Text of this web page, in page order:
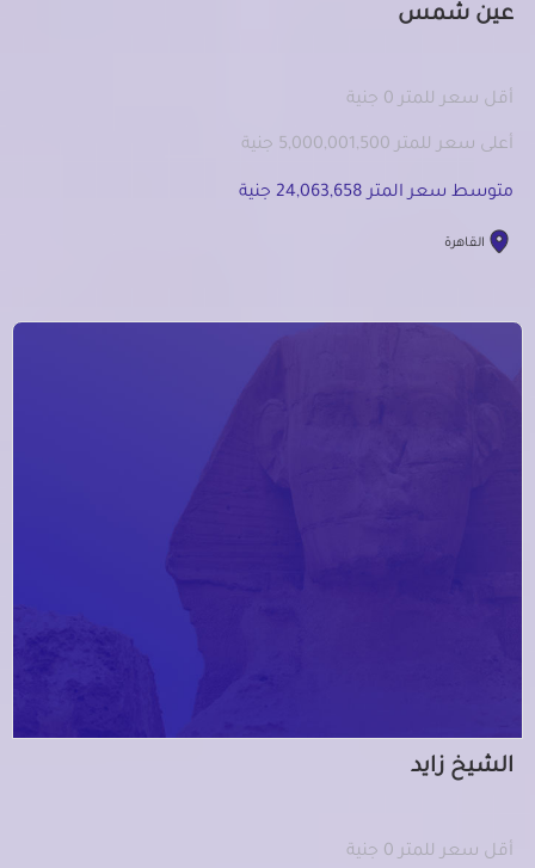
عين شمس
أقل سعر للمتر 0 جنية
أعلى سعر للمتر 5,000,001,500 جنية
متوسط سعر المتر 24,063,658 جنية
القاهرة
الشيخ زايد
أقل سعر للمتر 0 جنية